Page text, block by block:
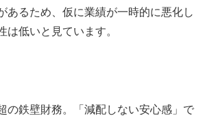
あるため、仮に業績が一時的に悪化し
は低いと見ています。
の鉄壁財務。「減配しない安心感」で